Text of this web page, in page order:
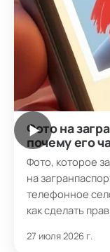
▶
Фото на
почему его
Фото, которое
на
телефонное
как сделать
27 июля 2026 г.